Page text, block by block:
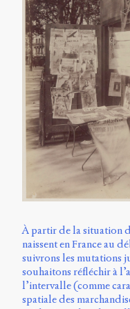
À partir de la situation
naissent en France au
suivrons les mutations
souhaitons réfléchir à
l’intervalle (comme
spatiale des